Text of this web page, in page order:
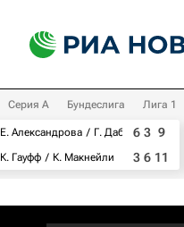
Серия А Бундеслига Лига 1
Е. Александрова
Г. Дабровски
К. Гауфф
К. Макнейли
6 3 9
3 6 11